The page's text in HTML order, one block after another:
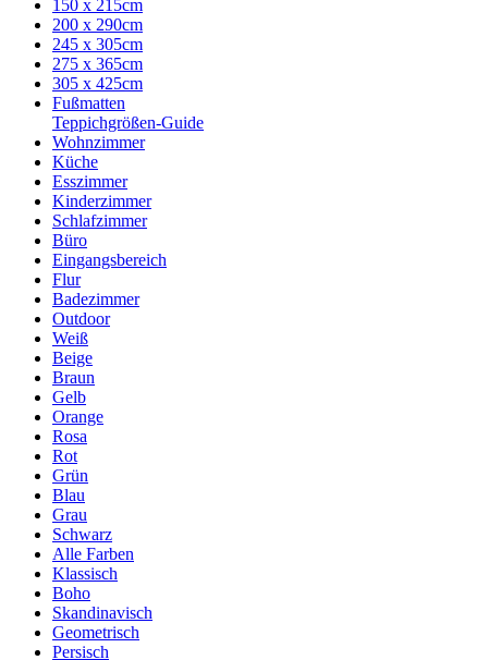
150 x 215cm
200 x 290cm
245 x 305cm
275 x 365cm
305 x 425cm
Fußmatten
Teppichgrößen-Guide
Wohnzimmer
Küche
Esszimmer
Kinderzimmer
Schlafzimmer
Büro
Eingangsbereich
Flur
Badezimmer
Outdoor
Weiß
Beige
Braun
Gelb
Orange
Rosa
Rot
Grün
Blau
Grau
Schwarz
Alle Farben
Klassisch
Boho
Skandinavisch
Geometrisch
Persisch